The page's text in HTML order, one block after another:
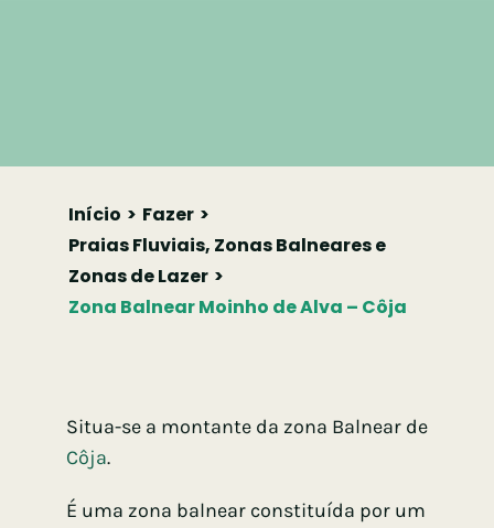
Início
Fazer
Praias Fluviais, Zonas Balneares e
Zonas de Lazer
Zona Balnear Moinho de Alva – Côja
Situa-se a montante da zona Balnear de
Côja.
É uma zona balnear constituída por um